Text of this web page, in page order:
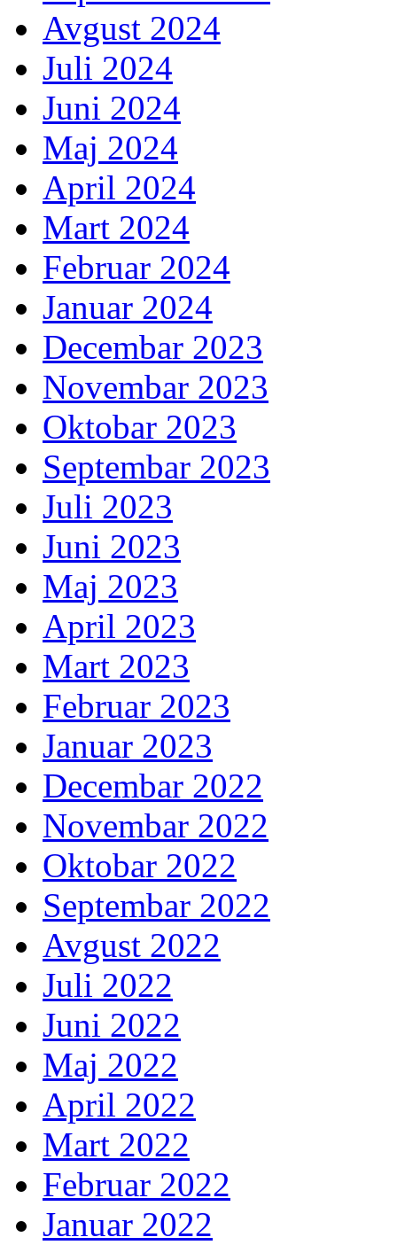
Avgust 2024
Juli 2024
Juni 2024
Maj 2024
April 2024
Mart 2024
Februar 2024
Januar 2024
Decembar 2023
Novembar 2023
Oktobar 2023
Septembar 2023
Juli 2023
Juni 2023
Maj 2023
April 2023
Mart 2023
Februar 2023
Januar 2023
Decembar 2022
Novembar 2022
Oktobar 2022
Septembar 2022
Avgust 2022
Juli 2022
Juni 2022
Maj 2022
April 2022
Mart 2022
Februar 2022
Januar 2022